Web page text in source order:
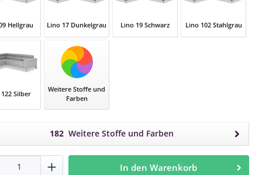
Hellgrau
Hellgrau
Lino 17 Dunkelgrau
Lino 17 Dunkelgrau
Lino 19 Schwarz
Lino 19 Schwarz
Lino 102 Stahlgrau
Lino 102 Stahlgrau
Silber
Silber
Weitere Stoffe und
Farben
182 Weitere Stoffe und Farben
Anzahl: Gib den gewünschten
In den Warenkorb